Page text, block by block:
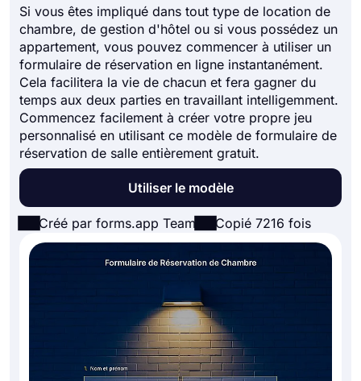
Si vous êtes impliqué dans tout type de location de
chambre, de gestion d'hôtel ou si vous possédez un
appartement, vous pouvez commencer à utiliser un
formulaire de réservation en ligne instantanément.
Cela facilitera la vie de chacun et fera gagner du
temps aux deux parties en travaillant intelligemment.
Commencez facilement à créer votre propre jeu
personnalisé en utilisant ce modèle de formulaire de
réservation de salle entièrement gratuit.
Utiliser le modèle
Créé par forms.app Team Copié 7216 fois